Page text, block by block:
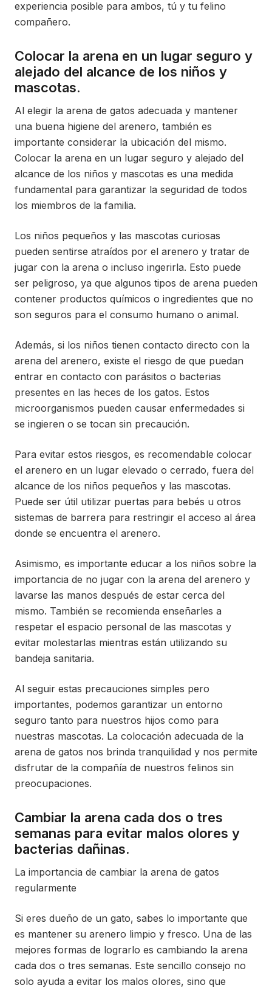
experiencia posible para ambos, tú y tu felino
compañero.
Colocar la arena en un lugar seguro y
alejado del alcance de los niños y
mascotas.
Al elegir la arena de gatos adecuada y mantener
una buena higiene del arenero, también es
importante considerar la ubicación del mismo.
Colocar la arena en un lugar seguro y alejado del
alcance de los niños y mascotas es una medida
fundamental para garantizar la seguridad de todos
los miembros de la familia.
Los niños pequeños y las mascotas curiosas
pueden sentirse atraídos por el arenero y tratar de
jugar con la arena o incluso ingerirla. Esto puede
ser peligroso, ya que algunos tipos de arena pueden
contener productos químicos o ingredientes que no
son seguros para el consumo humano o animal.
Además, si los niños tienen contacto directo con la
arena del arenero, existe el riesgo de que puedan
entrar en contacto con parásitos o bacterias
presentes en las heces de los gatos. Estos
microorganismos pueden causar enfermedades si
se ingieren o se tocan sin precaución.
Para evitar estos riesgos, es recomendable colocar
el arenero en un lugar elevado o cerrado, fuera del
alcance de los niños pequeños y las mascotas.
Puede ser útil utilizar puertas para bebés u otros
sistemas de barrera para restringir el acceso al área
donde se encuentra el arenero.
Asimismo, es importante educar a los niños sobre la
importancia de no jugar con la arena del arenero y
lavarse las manos después de estar cerca del
mismo. También se recomienda enseñarles a
respetar el espacio personal de las mascotas y
evitar molestarlas mientras están utilizando su
bandeja sanitaria.
Al seguir estas precauciones simples pero
importantes, podemos garantizar un entorno
seguro tanto para nuestros hijos como para
nuestras mascotas. La colocación adecuada de la
arena de gatos nos brinda tranquilidad y nos permite
disfrutar de la compañía de nuestros felinos sin
preocupaciones.
Cambiar la arena cada dos o tres
semanas para evitar malos olores y
bacterias dañinas.
La importancia de cambiar la arena de gatos
regularmente
Si eres dueño de un gato, sabes lo importante que
es mantener su arenero limpio y fresco. Una de las
mejores formas de lograrlo es cambiando la arena
cada dos o tres semanas. Este sencillo consejo no
solo ayuda a evitar los malos olores, sino que